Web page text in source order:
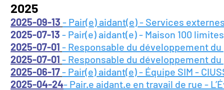
2025
2025-09-13 - Pair(e) aidant(e) - Services
2025-07-13 - Pair(e) aidant(e) - Maison 100 limites
2025-07-01 - Responsable du développement
2025-07-01 - Responsable du développement
2025-06-17- Pair(e) aidant(e) - Équipe SIM -
2025-04-24- Pair.e aidant.e en travail de rue -